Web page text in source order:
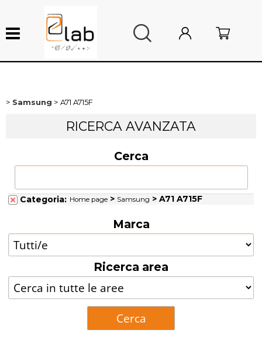
Ricambi smartphone
Ricambi Mac
Ricambi console
Attrezzature da laboratorio
Accessori
Ricondizionati
Samsung A71 A715F
RICERCA AVANZATA
Cerca
Categoria: Home page > Samsung > A71 A715F
Marca
Ricerca area